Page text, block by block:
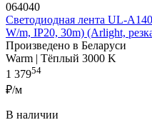
064040
Светодиодная лента UL-
W/m, IP20, 30m) (Arlight,
Произведено в Беларуси
Warm | Тёплый 3000 K
1 37954
₽/м
В наличии